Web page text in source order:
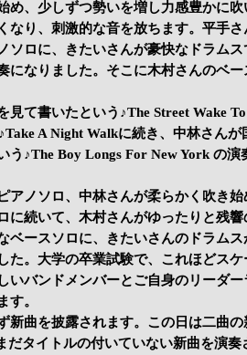
め、少しずつ勢いを増し力感豊かに吹
なり、刺激的な音を放ちます。平手さ
ソロに、きたいさんが豪快なドラムス
になりました。そこに木村さんのベー
て書いたという♪The Street Wake To
A Night Walkに続き、中林さんが
う♪The Boy Longs For New York の演
アノソロ、中林さんが柔らかく吹き始
に続いて、木村さんがゆったりと残響
ベースソロに、きたいさんのドラムス
た。大学の卒業試験で、これほどスケ
いバンドメンバーとご自身のリーダー
す。
新曲を披露されます。この日は二曲の
だタイトルの付いていない新曲を演奏